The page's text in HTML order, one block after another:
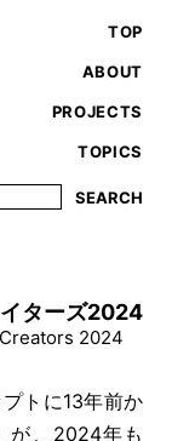
TOP
ABOUT
PROJECTS
TOPICS
ターズ2024
2024
トに13年前か
が、2024年も